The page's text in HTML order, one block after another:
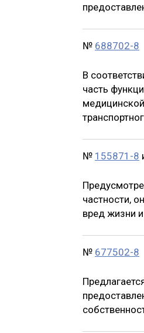
№ 688702-8
В
часть
№ 155871-8
частности,
вред жизни
№ 677502-8